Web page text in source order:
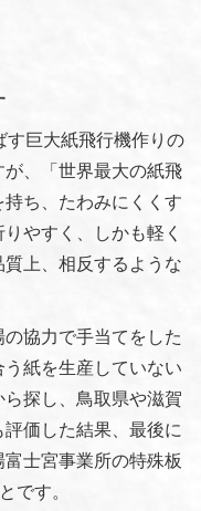
す巨大紙飛行機作りの
、「世界最大の紙飛
ち、たわみにくくす
やすく、しかも軽く
上、相反するような
協力で手当てをした
紙を生産していない
探し、鳥取県や滋賀
価した結果、最後に
士宮事業所の特殊板
です。